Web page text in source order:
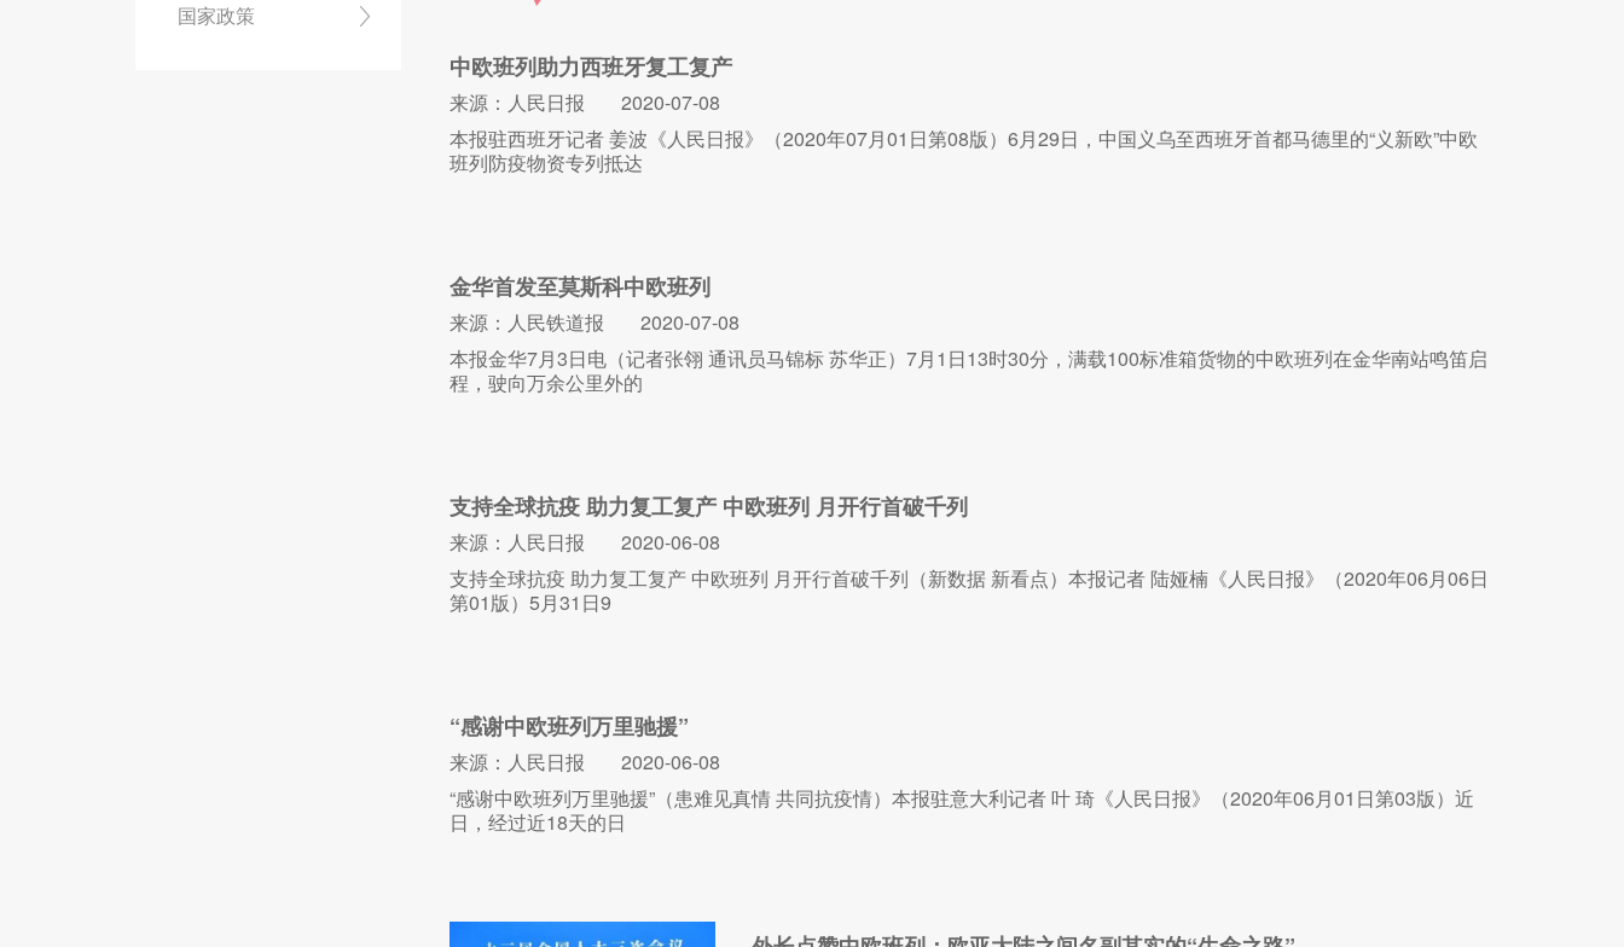
国家政策
中欧班列助力西班牙复工复产
来源：人民日报
2020-07-08
本报驻西班牙记者 姜波《人民日报》（2020年07月01日第08版）6月29日，中国义乌至西班牙首都马德里的“义新欧”中欧
班列防疫物资专列抵达
金华首发至莫斯科中欧班列
来源：人民铁道报
2020-07-08
本报金华7月3日电（记者张翎 通讯员马锦标 苏华正）7月1日13时30分，满载100标准箱货物的中欧班列在金华南站鸣笛启
程，驶向万余公里外的
支持全球抗疫 助力复工复产 中欧班列 月开行首破千列
来源：人民日报
2020-06-08
支持全球抗疫 助力复工复产 中欧班列 月开行首破千列（新数据 新看点）本报记者 陆娅楠《人民日报》（2020年06月06日
第01版）5月31日9
“感谢中欧班列万里驰援”
来源：人民日报
2020-06-08
“感谢中欧班列万里驰援”（患难见真情 共同抗疫情）本报驻意大利记者 叶 琦《人民日报》（2020年06月01日第03版）近
日，经过近18天的日